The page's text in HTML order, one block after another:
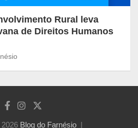
Rural leva
de Direitos Humanos
Blog do Farnésio